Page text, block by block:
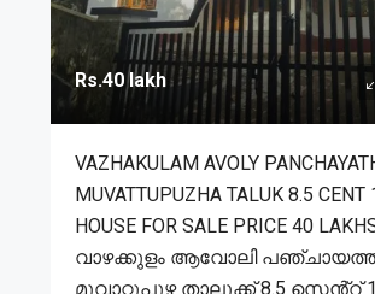
Rs.40 lakh
VAZHAKULAM AVOLY
MUVATTUPUZHA TALUK 8.5 CENT
HOUSE FOR SALE PRICE 40
വാഴക്കുളം ആവോലി
മൂവാറ്റുപുഴ താലൂക്ക് 8.5 സെൻ്റ്